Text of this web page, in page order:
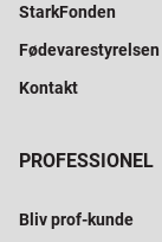
StarkFonden
Kontakt
PROFESSIONEL
Bliv prof-kunde